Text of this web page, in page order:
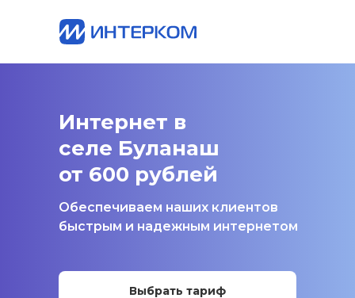
Интернет в
селе Буланаш
от 600 рублей
Обеспечиваем наших клиентов
быстрым и надежным интернетом
Выбрать тариф